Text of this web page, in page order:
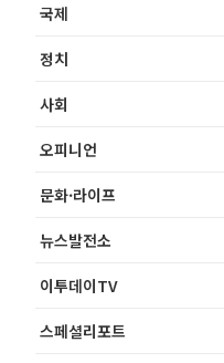
국제
정치
사회
오피니언
문화·라이프
뉴스발전소
이투데이TV
스페셜리포트